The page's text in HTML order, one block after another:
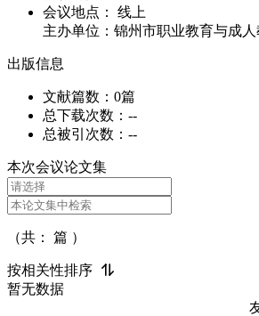
会议地点：
线上
主办单位： 锦州市职业教育与成
出版信息
文献篇数： 0篇
总下载次数： --
总被引次数： --
本次会议论文集
（共： 篇 ）
按相关性排序
暂无数据